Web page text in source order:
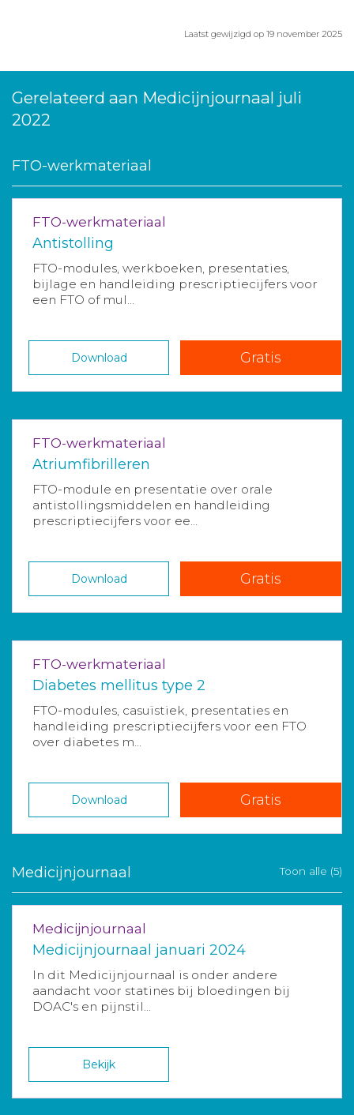
Laatst gewijzigd op 19 november 2025
Gerelateerd aan Medicijnjournaal juli
2022
FTO-werkmateriaal
FTO-werkmateriaal
Antistolling
FTO-modules, werkboeken, presentaties,
bijlage en handleiding prescriptiecijfers voor
een FTO of mul...
Download Gratis
FTO-werkmateriaal
Atriumfibrilleren
FTO-module en presentatie over orale
antistollingsmiddelen en handleiding
prescriptiecijfers voor ee...
Download Gratis
FTO-werkmateriaal
Diabetes mellitus type 2
FTO-modules, casuïstiek, presentaties en
handleiding prescriptiecijfers voor een FTO
over diabetes m...
Download Gratis
Medicijnjournaal Toon alle (5)
Medicijnjournaal
Medicijnjournaal januari 2024
In dit Medicijnjournaal is onder andere
aandacht voor statines bij bloedingen bij
DOAC's en pijnstil...
Bekijk